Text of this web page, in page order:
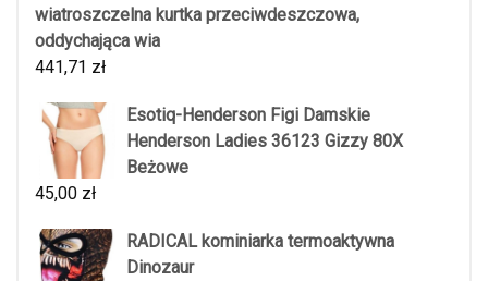
wiatroszczelna kurtka przeciwdeszczowa,
oddychająca wia
441,71 zł
Esotiq-Henderson Figi Damskie
Henderson Ladies 36123 Gizzy 80X
Beżowe
45,00 zł
RADICAL kominiarka termoaktywna
Dinozaur